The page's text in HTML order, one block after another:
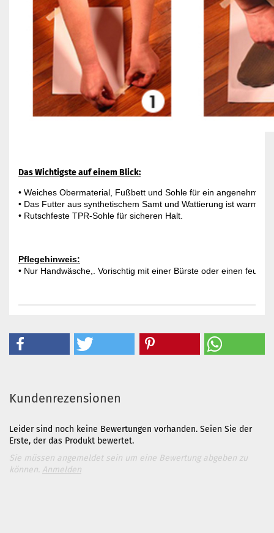
Das Wichtigste auf einem Blick:
• Weiches Obermaterial, Fußbett und Sohle für ein angenehmes
• Das Futter aus synthetischem Samt und Wattierung ist warm
Pflegehinweis:
• Nur Handwäsche,. Vorischtig mit einer Bürste oder einen
Kundenrezensionen
Leider sind noch keine Bewertungen vorhanden. Seien Sie der
Erste, der das Produkt bewertet.
Sie müssen angemeldet sein um eine Bewertung abgeben zu
können. Anmelden